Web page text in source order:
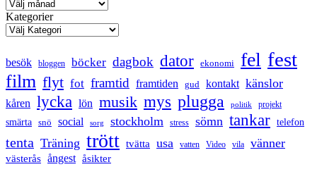
Kategorier
besök bloggen böcker dagbok dator ekonomi fel fest
film flyt fot framtid framtiden gud kontakt känslor
kåren lycka lön musik mys plugga politik projekt
smärta snö social sorg stockholm stress sömn tankar telefon
tenta Träning trött tvätta usa vatten Video vila vänner
västerås ångest åsikter